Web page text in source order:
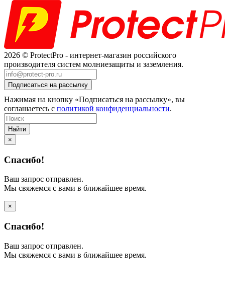
2026 © ProtectPro - интернет-магазин российского
производителя систем молниезащиты и заземления.
Нажимая на кнопку «Подписаться на рассылку», вы
соглашаетесь с политикой конфиденциальности.
Найти
×
Спасибо!
Ваш запрос отправлен.
Мы свяжемся с вами в ближайшее время.
×
Спасибо!
Ваш запрос отправлен.
Мы свяжемся с вами в ближайшее время.